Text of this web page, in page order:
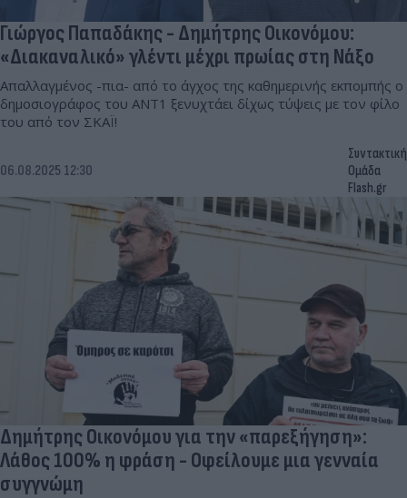
Γιώργος Παπαδάκης - Δημήτρης Οικονόμου:
«Διακαναλικό» γλέντι μέχρι πρωίας στη Νάξο
Απαλλαγμένος -πια- από το άγχος της καθημερινής εκπομπής ο
δημοσιογράφος του ΑΝΤ1 ξενυχτάει δίχως τύψεις με τον φίλο
του από τον ΣΚΑΪ!
06.08.2025 12:30
Συντακτική
Ομάδα
Flash.gr
Δημήτρης Οικονόμου για την «παρεξήγηση»:
Λάθος 100% η φράση - Οφείλουμε μια γενναία
συγγνώμη